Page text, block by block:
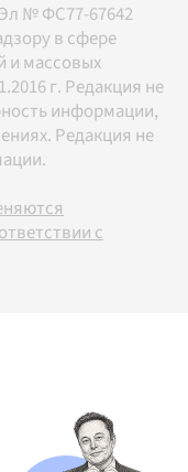
№ ФС77-67642
в сфере
и массовых
г. Редакция не
информации,
Редакция не
с